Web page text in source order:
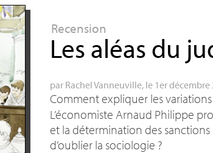
Recension
Les aléas du
par Rachel Vanneuville, le 1er décembre
Comment expliquer les
L’économiste Arnaud Philippe
et la détermination des sanctions
d’oublier la sociologie ?